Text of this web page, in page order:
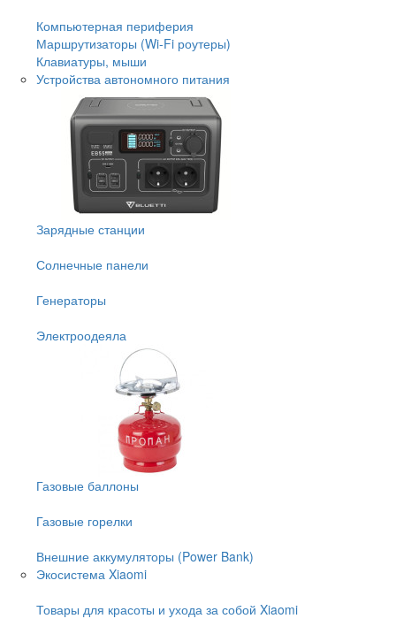
Компьютерная периферия
Маршрутизаторы (Wi-Fi роутеры)
Клавиатуры, мыши
Устройства автономного питания
Зарядные станции
Солнечные панели
Генераторы
Электроодеяла
Газовые баллоны
Газовые горелки
Внешние аккумуляторы (Power Bank)
Экосистема Xiaomi
Товары для красоты и ухода за собой Xiaomi